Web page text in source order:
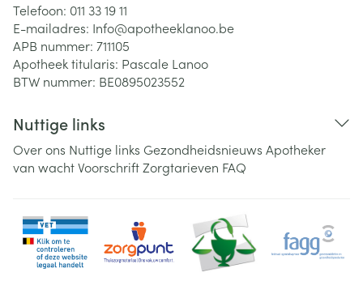
Telefoon: 011 33 19 11
E-mailadres: Info@apotheeklanoo.be
APB nummer: 711105
Apotheek titularis: Pascale Lanoo
BTW nummer: BE0895023552
Nuttige links
Over ons Nuttige links Gezondheidsnieuws Apotheker
van wachtVoorschriftZorgtarieven FAQ